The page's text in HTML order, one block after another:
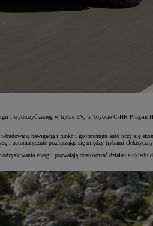
wydłużyć zasięg w trybie EV, w Toyocie C-HR Plug-in
nawigacją i funkcji geofencingu auto uczy się
i automatycznie przełączając się między trybami
energii pozwalają dostosować działanie